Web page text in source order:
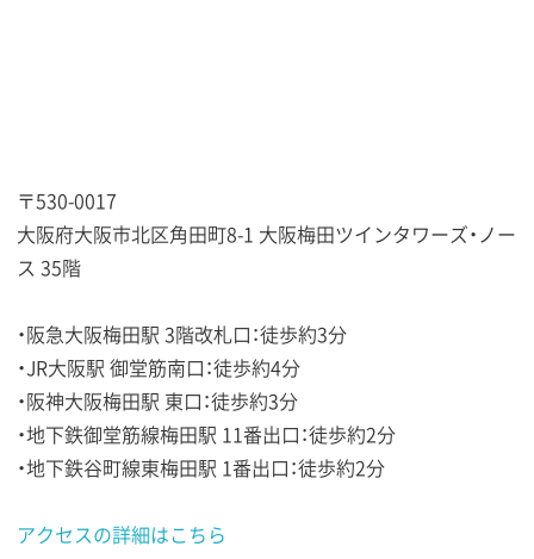
〒530-0017
大阪府大阪市北区角田町8-1 大阪梅田ツインタワーズ・ノー
ス 35階
・阪急大阪梅田駅 3階改札口：徒歩約3分
・JR大阪駅 御堂筋南口：徒歩約4分
・阪神大阪梅田駅 東口：徒歩約3分
・地下鉄御堂筋線梅田駅 11番出口：徒歩約2分
・地下鉄谷町線東梅田駅 1番出口：徒歩約2分
アクセスの詳細はこちら